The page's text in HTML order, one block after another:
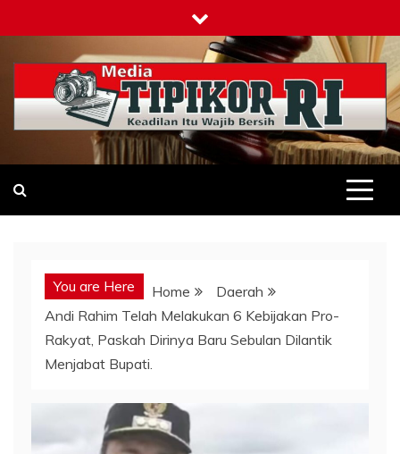
to
content
Tipikor-ri-online.my.id
Keadilan Itu Wajib Bersih
You are Here Home
Daerah
Andi Rahim Telah Melakukan 6 Kebijakan Pro-
Rakyat, Paskah Dirinya Baru Sebulan Dilantik
Menjabat Bupati.